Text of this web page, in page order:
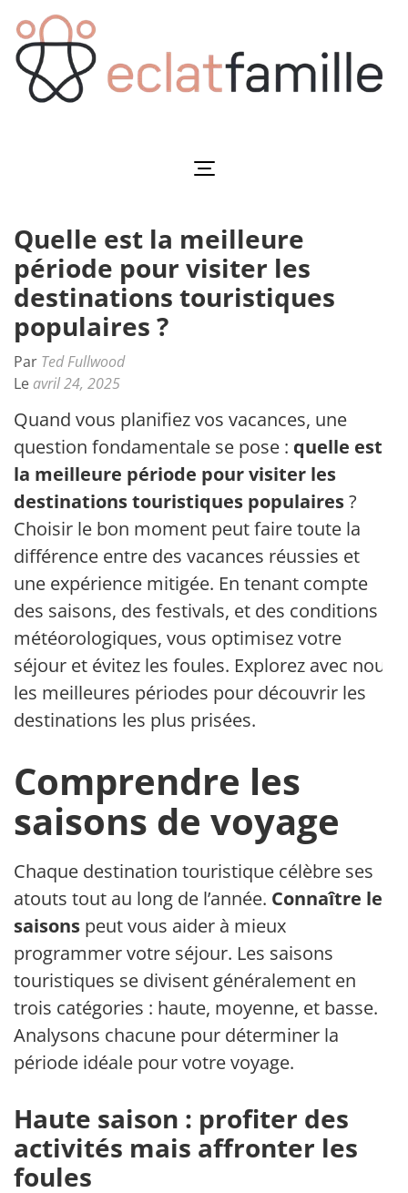
au
contenu
(Pressez
Quelle est la meilleure
période pour visiter les
destinations touristiques
populaires ?
Par Ted Fullwood
Le avril 24, 2025
Quand vous planifiez vos vacances, une
question fondamentale se pose : quelle est
la meilleure période pour visiter les
destinations touristiques populaires?
Choisir le bon moment peut faire toute la
différence entre des vacances réussies et
une expérience mitigée. En tenant compte
des saisons, des festivals, et des conditions
météorologiques, vous optimisez votre
séjour et évitez les foules. Explorez avec nous
les meilleures périodes pour découvrir les
destinations les plus prisées.
Comprendre les
saisons de voyage
Chaque destination touristique célèbre ses
atouts tout au long de l’année. Connaître les
saisons peut vous aider à mieux
programmer votre séjour. Les saisons
touristiques se divisent généralement en
trois catégories : haute, moyenne, et basse.
Analysons chacune pour déterminer la
période idéale pour votre voyage.
Haute saison : profiter des
activités mais affronter les
foules